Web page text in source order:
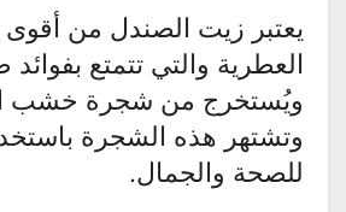
يعتبر زيت الصندل من أقوى
العطرية والتي تتمتع
ويُستخرج من شجرة خشب
وتشتهر هذه الشجرة
للصحة والجمال.